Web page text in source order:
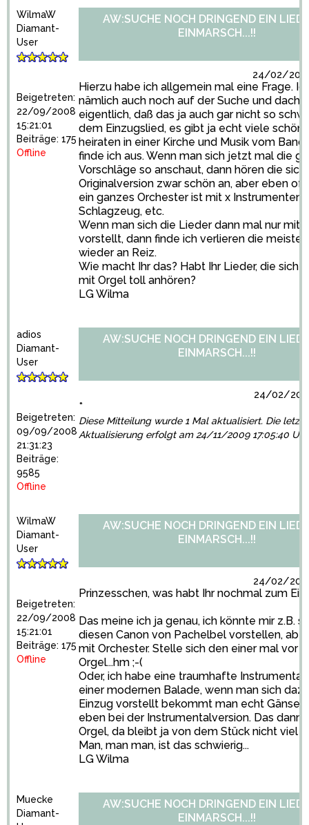
WilmaW
Diamant-
User
Beigetreten:
22/09/2008
15:21:01
Beiträge: 175
Offline
AW:SUCHE NOCH DRINGEND EIN LIED
EINMARSCH...!!
24/02/
Hierzu habe ich allgemein mal eine Frage.
nämlich auch noch auf der Suche und
eigentlich, daß das ja auch gar nicht so
dem Einzugslied, es gibt ja echt viele
heiraten in einer Kirche und Musik vom
finde ich aus. Wenn man sich jetzt mal die
Vorschläge so anschaut, dann hören die sich
Originalversion zwar schön an, aber eben
ein ganzes Orchester ist mit x Instrumenten,
Schlagzeug, etc.
Wenn man sich die Lieder dann mal nur mit
vorstellt, dann finde ich verlieren die
wieder an Reiz.
Wie macht Ihr das? Habt Ihr Lieder, die sich
mit Orgel toll anhören?
LG Wilma
adios
Diamant-
User
Beigetreten:
09/09/2008
21:31:23
Beiträge:
9585
Offline
AW:SUCHE NOCH DRINGEND EIN LIED
EINMARSCH...!!
24/02/
*
Diese Mitteilung wurde 1 Mal aktualisiert. Die letzte
Aktualisierung erfolgt am 24/11/2009 17:05:40 Uhr
WilmaW
Diamant-
User
Beigetreten:
22/09/2008
15:21:01
Beiträge: 175
Offline
AW:SUCHE NOCH DRINGEND EIN LIED
EINMARSCH...!!
24/02/
Prinzesschen, was habt Ihr nochmal zum
Das meine ich ja genau, ich könnte mir z.B.
diesen Canon von Pachelbel vorstellen,
mit Orchester. Stelle sich den einer mal vor
Orgel...hm ;-(
Oder, ich habe eine traumhafte
einer modernen Balade, wenn man sich
Einzug vorstellt bekommt man echt
eben bei der Instrumentalversion. Das dann
Orgel, da bleibt ja von dem Stück nicht viel
Man, man man, ist das schwierig...
LG Wilma
Muecke
Diamant-
AW:SUCHE NOCH DRINGEND EIN LIED
EINMARSCH...!!